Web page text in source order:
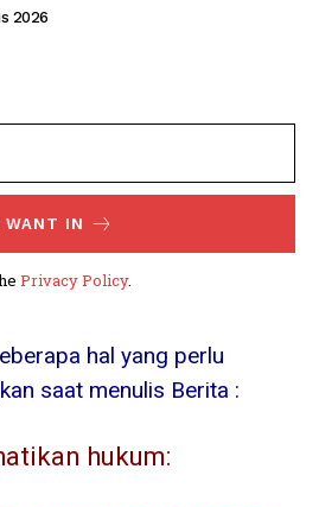
2026
WANT IN
Privacy Policy.
hal yang perlu
saat menulis Berita :
hukum: